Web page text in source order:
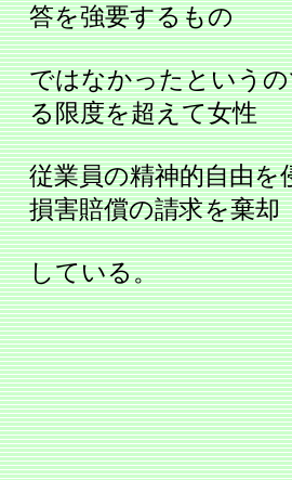
答を強要するもの
ではなかったという
る限度を超えて女性
従業員の精神的自由
損害賠償の請求を棄却
している。